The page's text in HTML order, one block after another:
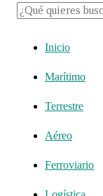
Inicio
Marítimo
Terrestre
Aéreo
Ferroviario